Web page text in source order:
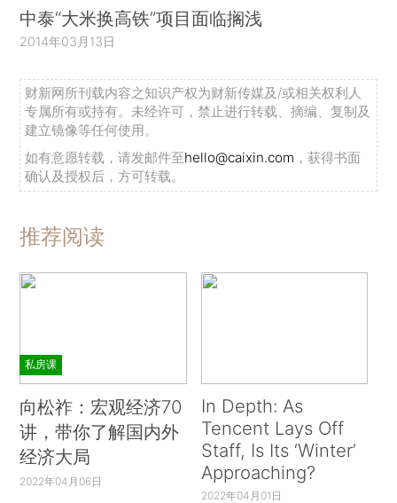
中泰“大米换高铁”项目面临搁浅
2014年03月13日
财新网所刊载内容之知识产权为财新传媒及/或相关权利人
专属所有或持有。未经许可，禁止进行转载、摘编、复制及
建立镜像等任何使用。
如有意愿转载，请发邮件至hello@caixin.com ，获得书面
确认及授权后，方可转载。
推荐阅读
私房课
向松祚：宏观经济70
讲，带你了解国内外
经济大局
2022年04月06日
In Depth: As
Tencent Lays Off
Staff, Is Its ‘Winter’
Approaching?
2022年04月01日